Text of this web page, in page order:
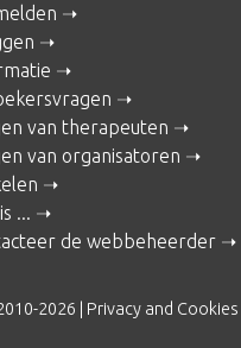
van therapeuten
van organisatoren
...
de webbeheerder
2026 | Privacy and Cookies